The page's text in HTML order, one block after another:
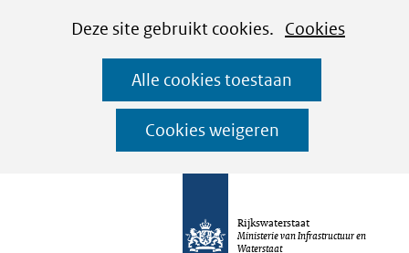
CookiesDeze site gebruikt cookies. Cookies
Alle cookies toestaan
Cookies weigeren
Ga
naar
de
inhoud
Rijkswaterstaat
Ministerie van Infrastructuur en
Waterstaat